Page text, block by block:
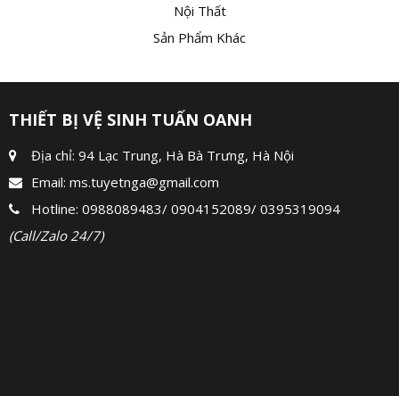
Nội Thất
Sản Phẩm Khác
THIẾT BỊ VỆ SINH TUẤN OANH
Địa chỉ: 94 Lạc Trung, Hà Bà Trưng, Hà Nội
Email: ms.tuyetnga@gmail.com
Hotline: 0988089483/ 0904152089/ 0395319094
(Call/Zalo 24/7)